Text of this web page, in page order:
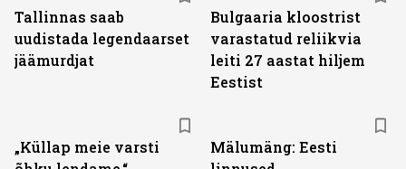
Tallinnas saab
uudistada legendaarset
jäämurdjat
Bulgaaria kloostrist
varastatud reliikvia
leiti 27 aastat hiljem
Eestist
„Küllap meie varsti
Mälumäng: Eesti